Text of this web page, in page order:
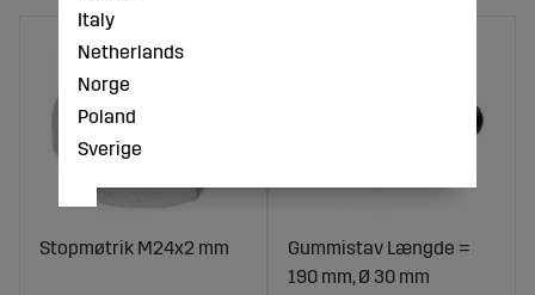
Stopmøtrik M24x2 mm
Gummistav Længde =
190 mm, Ø 30 mm
Italy
Netherlands
Norge
Poland
Sverige